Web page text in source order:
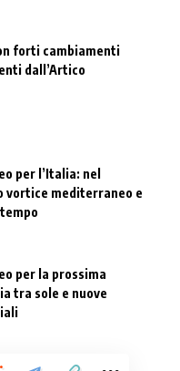
forti cambiamenti
dall’Artico
per l’Italia: nel
vortice mediterraneo e
per la prossima
tra sole e nuove